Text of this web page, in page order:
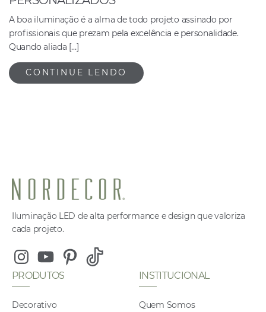
A boa iluminação é a alma de todo projeto assinado por
profissionais que prezam pela excelência e personalidade.
Quando aliada […]
CONTINUE LENDO
Iluminação LED de alta performance e design que valoriza
cada projeto.
InstagramYoutubePinterest
Tiktok
PRODUTOS
Decorativo
INSTITUCIONAL
Quem Somos